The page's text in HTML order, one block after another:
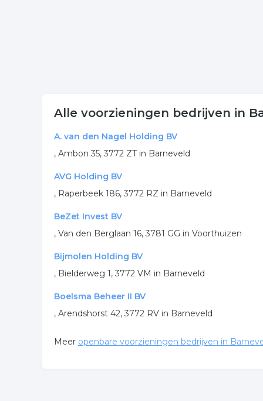
Alle voorzieningen bedrijven in
A. van den Nagel Holding BV
, Ambon 35, 3772 ZT in Barneveld
AVG Holding BV
, Raperbeek 186, 3772 RZ in Barneveld
BeZet Invest BV
, Van den Berglaan 16, 3781 GG in Voorthuizen
Bijmolen Holding BV
, Bielderweg 1, 3772 VM in Barneveld
Boelsma Beheer II BV
, Arendshorst 42, 3772 RV in Barneveld
Meer openbare voorzieningen bedrijven in